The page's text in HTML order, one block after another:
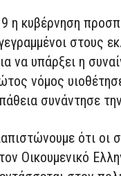
η κυβέρνηση
στους
να υπάρξει η
νόμος
συνάντησε
ότι οι
Οικουμενικό